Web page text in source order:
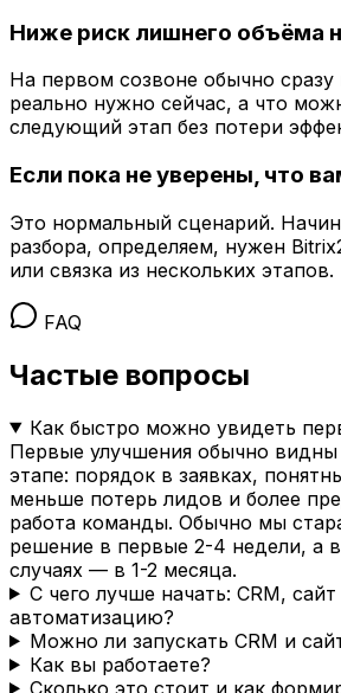
Ниже риск лишнего объёма
На первом созвоне обычно сразу
реально нужно сейчас, а что
следующий этап без потери
Если пока не уверены, что
Это нормальный сценарий.
разбора, определяем, нужен
или связка из нескольких этапов.
FAQ
Частые вопросы
Как быстро можно увидеть
Первые улучшения обычно
этапе: порядок в заявках,
меньше потерь лидов и более
работа команды. Обычно мы
решение в первые 2-4 недели, а
случаях — в 1-2 месяца.
С чего лучше начать: CRM,
автоматизацию?
Можно ли запускать CRM и
Как вы работаете?
Сколько это стоит и как